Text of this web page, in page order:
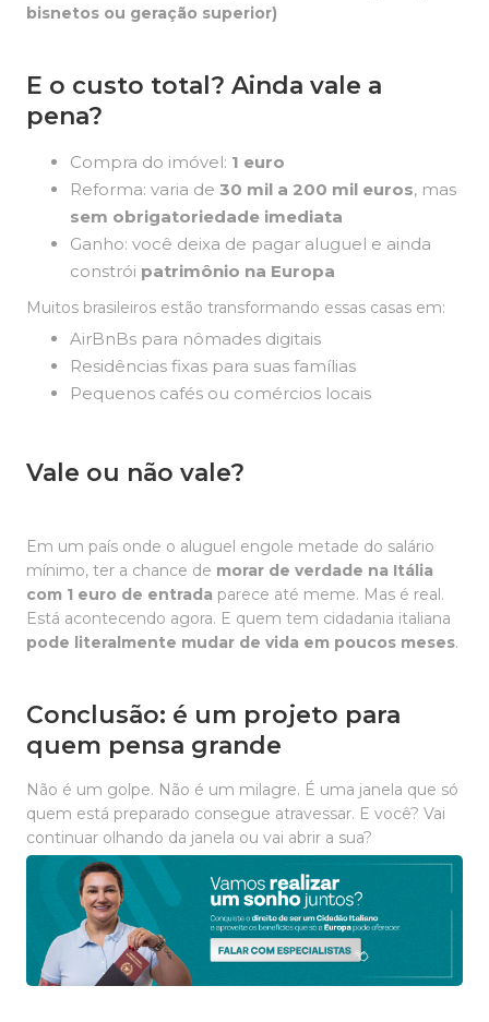
bisnetos ou geração superior)
E o custo total? Ainda vale a
pena?
Compra do imóvel: 1 euro
Reforma: varia de 30 mil a 200 mil euros, mas
sem obrigatoriedade imediata
Ganho: você deixa de pagar aluguel e ainda
constrói patrimônio na Europa
Muitos brasileiros estão transformando essas casas em:
AirBnBs para nômades digitais
Residências fixas para suas famílias
Pequenos cafés ou comércios locais
Vale ou não vale?
Em um país onde o aluguel engole metade do salário
mínimo, ter a chance de morar de verdade na Itália
com 1 euro de entrada parece até meme. Mas é real.
Está acontecendo agora. E quem tem cidadania italiana
pode literalmente mudar de vida em poucos meses.
Conclusão: é um projeto para
quem pensa grande
Não é um golpe. Não é um milagre. É uma janela que só
quem está preparado consegue atravessar. E você? Vai
continuar olhando da janela ou vai abrir a sua?